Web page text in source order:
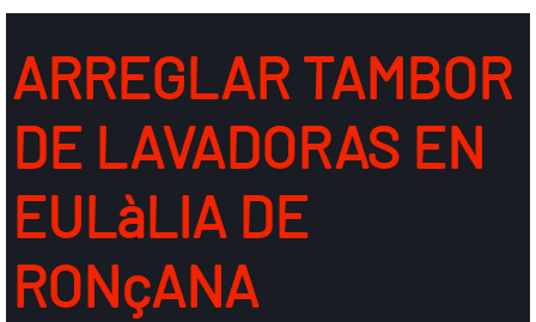
ARREGLAR TAMBOR
DE LAVADORAS EN
EULàLIA DE
RONçANA